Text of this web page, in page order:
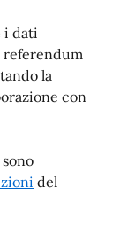
i dati
referendum
la
con
del